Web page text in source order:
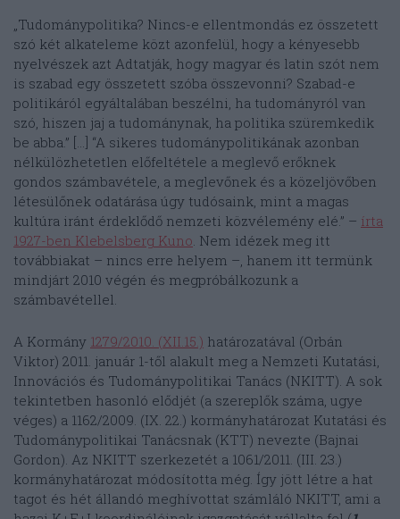
„Tudománypolitika? Nincs-e ellentmondás ez összetett
szó két alkateleme közt azonfelül, hogy a kényesebb
nyelvészek azt Adtatják, hogy magyar és latin szót nem
is szabad egy összetett szóba összevonni? Szabad-e
politikáról egyáltalában beszélni, ha tudományról van
szó, hiszen jaj a tudománynak, ha politika szüremkedik
be abba.” […] “A sikeres tudománypolitikának azonban
nélkülözhetetlen előfeltétele a meglevő erőknek
gondos számbavétele, a meglevőnek és a közeljövőben
létesülőnek odatárása úgy tudósaink, mint a magas
kultúra iránt érdeklődő nemzeti közvélemény elé.” – írta
1927-ben Klebelsberg Kuno. Nem idézek meg itt
továbbiakat – nincs erre helyem –, hanem itt termünk
mindjárt 2010 végén és megpróbálkozunk a
számbavétellel.
A Kormány 1279/2010. (XII.15.) határozatával (Orbán
Viktor) 2011. január 1-től alakult meg a Nemzeti Kutatási,
Innovációs és Tudománypolitikai Tanács (NKITT). A sok
tekintetben hasonló elődjét (a szereplők száma, ugye
véges) a 1162/2009. (IX. 22.) kormányhatározat Kutatási és
Tudománypolitikai Tanácsnak (KTT) nevezte (Bajnai
Gordon). Az NKITT szerkezetét a 1061/2011. (III. 23.)
kormányhatározat módosította még. Így jött létre a hat
tagot és hét állandó meghívottat számláló NKITT, ami a